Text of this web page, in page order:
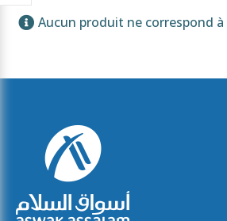
Aucun produit ne correspond